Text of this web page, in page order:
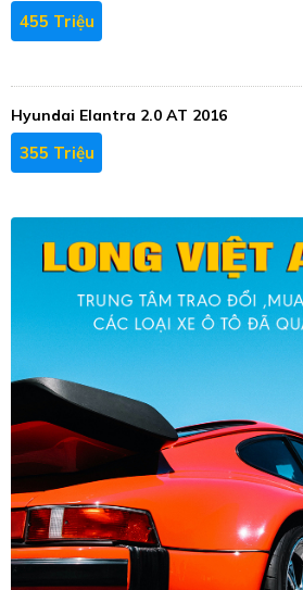
455 Triệu
Hyundai Elantra 2.0 AT 2016
355 Triệu